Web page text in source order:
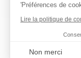
'Préférences de
Lire la politique de
Non merci